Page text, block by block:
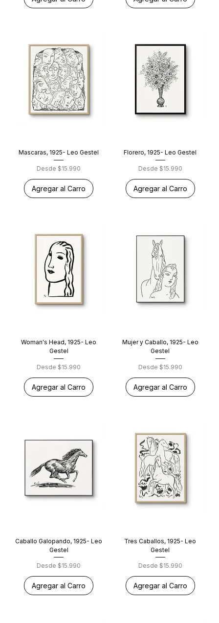
Mascaras, 1925- Leo Gestel
Desde $15.990
Precio de oferta
Agregar al Carro
Florero, 1925- Leo Gestel
Desde $15.990
Precio de oferta
Agregar al Carro
Woman's Head, 1925- Leo
Gestel
Desde $15.990
Precio de oferta
Agregar al Carro
Mujer y Caballo, 1925- Leo
Gestel
Desde $15.990
Precio de oferta
Agregar al Carro
Caballo Galopando, 1925- Leo
Gestel
Desde $15.990
Precio de oferta
Agregar al Carro
Tres Caballos, 1925- Leo
Gestel
Desde $15.990
Precio de oferta
Agregar al Carro